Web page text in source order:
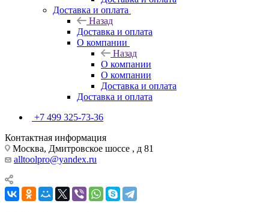
Доставка и оплата
Назад
Доставка и оплата
О компании
Назад
О компании
О компании
Доставка и оплата
Доставка и оплата
+7 499 325-73-36
Контактная информация
Москва, Дмитровское шоссе , д 81
alltoolpro@yandex.ru